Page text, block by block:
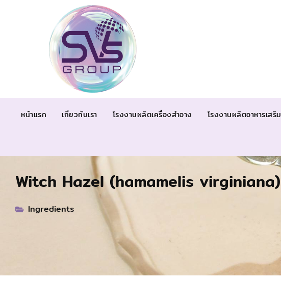
หน้าแรก เกี่ยวกับเรา โรงงานผลิตเครื่องสำอาง โรงงานผลิตอาหารเสริม
Witch Hazel (hamamelis virginiana)
Ingredients